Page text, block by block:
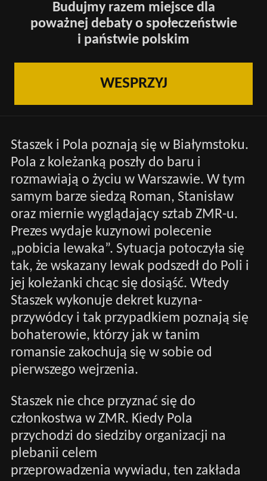
Budujmy razem miejsce dla
poważnej debaty o społeczeństwie
i państwie polskim
WESPRZYJ
Staszek i Pola poznają się w Białymstoku.
Pola z koleżanką poszły do baru i
rozmawiają o życiu w Warszawie. W tym
samym barze siedzą Roman, Stanisław
oraz miernie wyglądający sztab ZMR-u.
Prezes wydaje kuzynowi polecenie
„pobicia lewaka”. Sytuacja potoczyła się
tak, że wskazany lewak podszedł do Poli i
jej koleżanki chcąc się dosiąść. Wtedy
Staszek wykonuje dekret kuzyna-
przywódcy i tak przypadkiem poznają się
bohaterowie, którzy jak w tanim
romansie zakochują się w sobie od
pierwszego wejrzenia.
Staszek nie chce przyznać się do
członkostwa w ZMR. Kiedy Pola
przychodzi do siedziby organizacji na
plebanii celem
przeprowadzenia wywiadu, ten zakłada